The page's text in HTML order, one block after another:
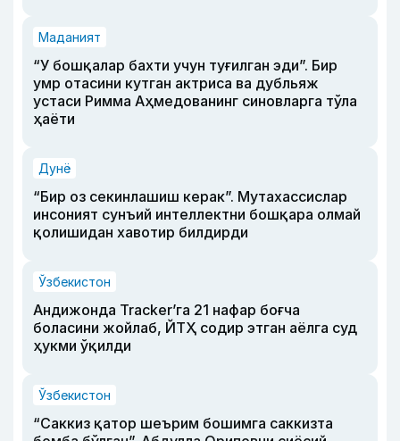
Маданият
“У бошқалар бахти учун туғилган эди”. Бир
умр отасини кутган актриса ва дубльяж
устаси Римма Аҳмедованинг синовларга тўла
ҳаёти
Дунё
“Бир оз секинлашиш керак”. Мутахассислар
инсоният сунъий интеллектни бошқара олмай
қолишидан хавотир билдирди
Ўзбекистон
Андижонда Tracker’га 21 нафар боғча
боласини жойлаб, ЙТҲ содир этган аёлга суд
ҳукми ўқилди
Ўзбекистон
“Саккиз қатор шеърим бошимга саккизта